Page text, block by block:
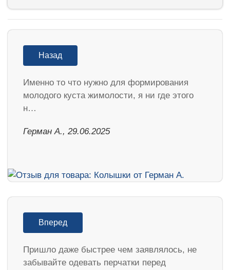
Назад
Именно то что нужно для формирования
молодого куста жимолости, я ни где этого
н…
Герман А., 29.06.2025
Вперед
Пришло даже быстрее чем заявлялось, не
забывайте одевать перчатки перед